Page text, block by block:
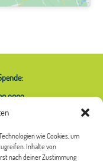
wie Cookies, um
Inhalte von
nach deiner Zustimmung
2063